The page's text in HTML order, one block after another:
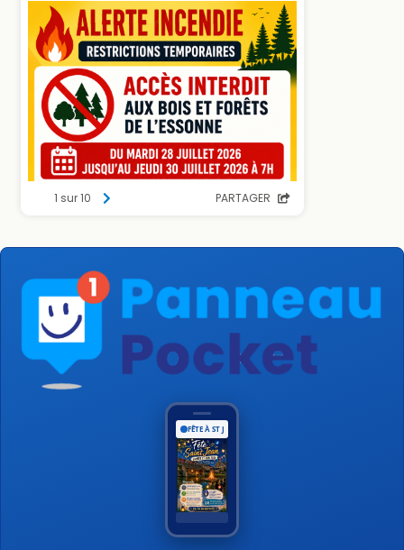
FÊTE À ST JEAN